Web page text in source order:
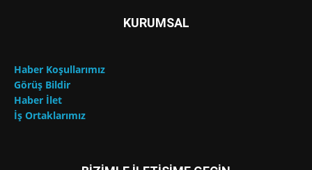
KURUMSAL
Haber Koşullarımız
Görüş Bildir
Haber İlet
İş Ortaklarımız